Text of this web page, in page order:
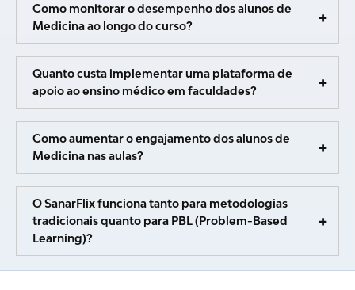
Como monitorar o desempenho dos alunos de
Medicina ao longo do curso?
Quanto custa implementar uma plataforma de
apoio ao ensino médico em faculdades?
Como aumentar o engajamento dos alunos de
Medicina nas aulas?
O SanarFlix funciona tanto para metodologias
tradicionais quanto para PBL (Problem-Based
Learning)?